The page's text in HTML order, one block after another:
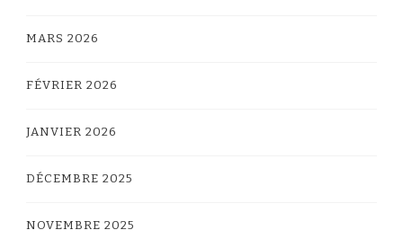
MARS 2026
FÉVRIER 2026
JANVIER 2026
DÉCEMBRE 2025
NOVEMBRE 2025